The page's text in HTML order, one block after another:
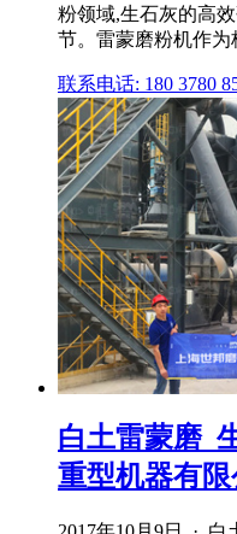
粉领域,生石灰的高
节。雷蒙磨粉机作为
联系电话: 180 3780
白土雷蒙磨_
重型机器有限